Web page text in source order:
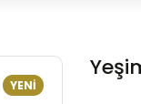
YENİ